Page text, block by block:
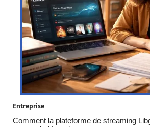
Entreprise
Comment la plateforme de streaming